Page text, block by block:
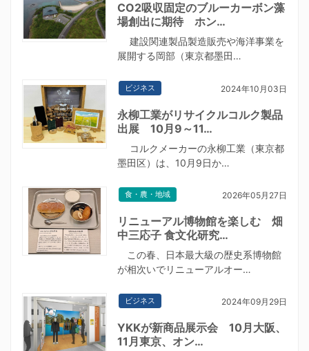
CO2吸収固定のブルーカーボン藻
場創出に期待 ホン…
建設関連製品製造販売や海洋事業を
展開する岡部（東京都墨田…
ビジネス 2024年10月03日
永柳工業がリサイクルコルク製品
出展 10月9～11…
コルクメーカーの永柳工業（東京都
墨田区）は、10月9日か…
食・農・地域 2026年05月27日
リニューアル博物館を楽しむ 畑
中三応子 食文化研究…
この春、日本最大級の歴史系博物館
が相次いでリニューアルオー…
ビジネス 2024年09月29日
YKKが新商品展示会 10月大阪、
11月東京、オン…